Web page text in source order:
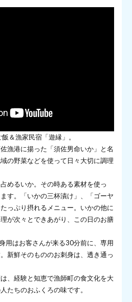
＆漁家民宿「遊縁」。
漁港に揚った「須佐男命いか」と名
の野菜などを使って日々大切に調理
めるいか。その時ある素材を使っ
す。「いかの三杯漬け」、「ゴーヤ
っぷり摂れるメニュー。いかの他に
が次々とできあがり、この日のお膳
用はお客さんが来る30分前に、専用
新鮮そのもののお刺身は、透き通っ
、経験と知恵で漁師町の食文化を大
たちのおふくろの味です。